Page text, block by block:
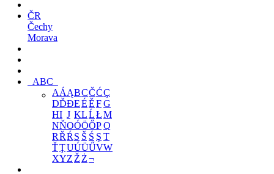
ČR
Čechy
Morava
ABC
AÁĄBCČĆÇ
DĎĐEÉĚFG
HI J KLĹŁM
NŇOÓÖŐPQ
RŘŔ S Š Ś Ş T
ŤŢUÚÜŰVW
XYZ Ž Ż¬